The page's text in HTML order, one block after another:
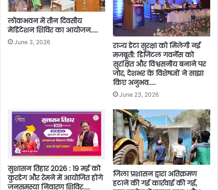
लोकभवन में तीन दिवसीय
मेडिटेशन शिविर का आयोजन…..
June 3, 2026
राज्य डेटा सुरक्षा को मिलेगी नई
मजबूती: डिजिटल गवर्नेंस को
सुरक्षित और विश्वसनीय बनाने पर
जोर, देशभर के विशेषज्ञों ने साझा
किए अनुभव…..
June 23, 2026
सुशासन तिहार 2026 : 19 मई को
कुरडेग और रेमने में आयोजित होंगे
जनसमस्या निवारण शिविर…..
जिला प्रशासन द्वारा अतिक्रमण
हटाने की गई कार्रवाई की गई,